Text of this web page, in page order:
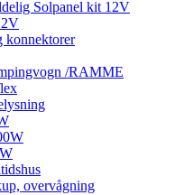
Solpanel kit 12V
konnektorer
/RAMME
overvågning